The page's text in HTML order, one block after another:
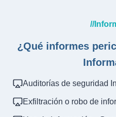
//
¿Qué informes
Auditorías de seguridad
Exfiltración o robo de